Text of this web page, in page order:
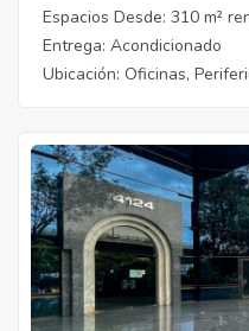
Espacios Desde: 310 m²
Entrega: Acondicionado
Ubicación: Oficinas,